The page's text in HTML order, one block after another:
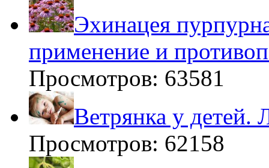
Эхинацея
применение и
Просмотров: 63581
Ветрянка у детей.
Просмотров: 62158